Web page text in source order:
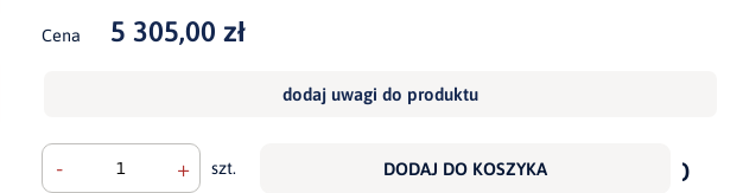
Cena 5 305,00 zł
dodaj uwagi do produktu
- + szt. DODAJ DO KOSZYKA
do